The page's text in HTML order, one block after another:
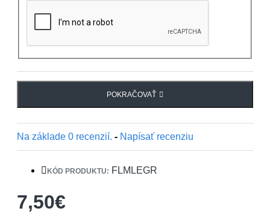
POKRAČOVAŤ
Na základe 0 recenzií. - Napísať recenziu
7,50€
KÓD PRODUKTU: FLMLEGR